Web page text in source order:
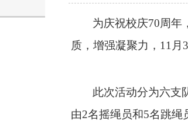
为庆祝校庆70周年
质，增强凝聚力，11月
此次活动分为六支
由2名摇绳员和5名跳